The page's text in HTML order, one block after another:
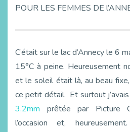
POUR LES FEMMES DE
C’était sur le lac d’Annecy le 6
15°C à peine. Heureusement
et le soleil était là, au beau
ce petit détail. Et surtout
3.2mm prêtée par Picture
l’occasion et,